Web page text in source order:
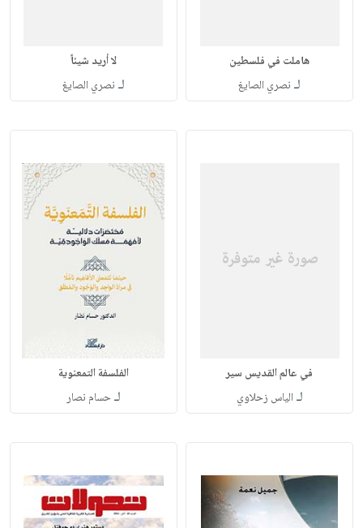
هاملت في فلسطين
لـ نصري الصايغ
لا أريد شيئاً
لـ نصري الصايغ
في عالم القديس سير
لـ الياس زحلاوي
الفلسفة التمعنوية
لـحسام نصار